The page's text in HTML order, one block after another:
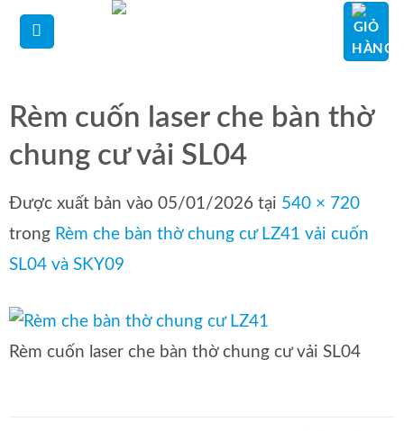
qua
dung
Rèm cuốn laser che bàn thờ
chung cư vải SL04
Được xuất bản vào 05/01/2026 tại 540 × 720
trong Rèm che bàn thờ chung cư LZ41 vải cuốn
SL04 và SKY09
Rèm cuốn laser che bàn thờ chung cư vải SL04